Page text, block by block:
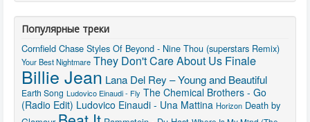
Популярные треки
Cornfield Chase Styles Of Beyond - Nine Thou (superstars Remix)
Your Best Nightmare They Don't Care About Us Finale
Billie Jean Lana Del Rey – Young and Beautiful
Earth Song Ludovico Einaudi - Fly The Chemical Brothers - Go
(Radio Edit) Ludovico Einaudi - Una Mattina Horizon Death by